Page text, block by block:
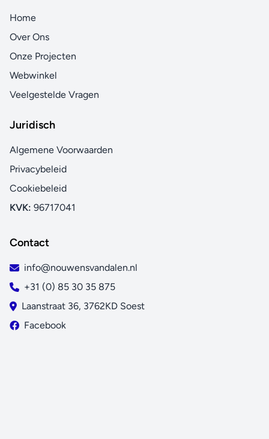
Home
Over Ons
Onze Projecten
Webwinkel
Veelgestelde Vragen
Juridisch
Algemene Voorwaarden
Privacybeleid
Cookiebeleid
KVK: 96717041
Contact
info@nouwensvandalen.nl
+31 (0) 85 30 35 875
Laanstraat 36, 3762KD Soest
Facebook